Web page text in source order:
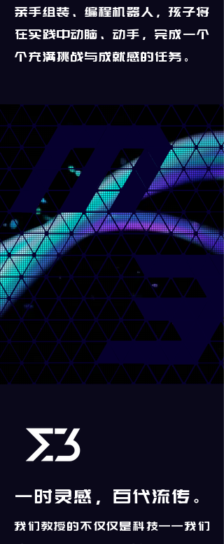
亲手组装、编程机器人，孩子将
在实践中动脑、动手，完成一个
个充满挑战与成就感的任务。
一时灵感，百代流传 。
我们教授的不仅仅是科技——我们